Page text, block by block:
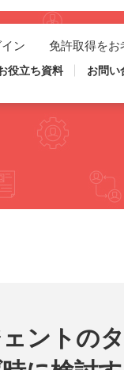
ン 免許取得をお
役立ち資料 お問い
ントの